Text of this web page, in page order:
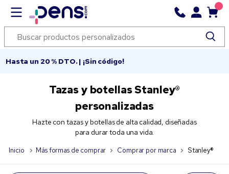
Hasta un 20 % DTO. | ¡Sin código!
Tazas y botellas Stanley®
personalizadas
Hazte con tazas y botellas de alta calidad, diseñadas
para durar toda una vida.
Inicio Más formas de comprar Comprar por marca Stanley®